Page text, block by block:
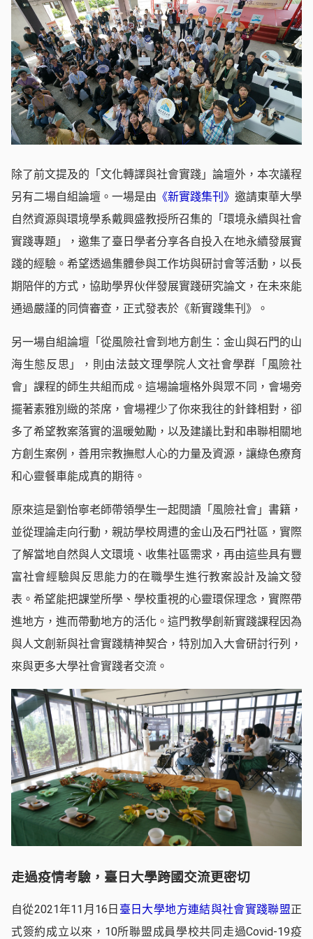
除了前文提及的「文化轉譯與社會實踐」論壇外，本次議程
另有二場自組論壇。一場是由 《新實踐集刊》 邀請東華大學
自然資源與環境學系戴興盛教授所召集的「環境永續與社會
實踐專題」，邀集了臺日學者分享各自投入在地永續發展實
踐的經驗。希望透過集體參與工作坊與研討會等活動，以長
期陪伴的方式，協助學界伙伴發展實踐研究論文，在未來能
通過嚴謹的同儕審查，正式發表於《新實踐集刊》。
另一場自組論壇「從風險社會到地方創生：金山與石門的山
海生態反思」，則由法鼓文理學院人文社會學群「風險社
會」課程的師生共組而成。這場論壇格外與眾不同，會場旁
擺著素雅別緻的茶席，會場裡少了你來我往的針鋒相對，卻
多了希望教案落實的溫暖勉勵，以及建議比對和串聯相關地
方創生案例，善用宗教撫慰人心的力量及資源，讓綠色療育
和心靈餐車能成真的期待。
原來這是劉怡寧老師帶領學生一起閱讀「風險社會」書籍，
並從理論走向行動，親訪學校周遭的金山及石門社區，實際
了解當地自然與人文環境、收集社區需求，再由這些具有豐
富社會經驗與反思能力的在職學生進行教案設計及論文發
表。希望能把課堂所學、學校重視的心靈環保理念，實際帶
進地方，進而帶動地方的活化。這門教學創新實踐課程因為
與人文創新與社會實踐精神契合，特別加入大會研討行列，
來與更多大學社會實踐者交流。
走過疫情考驗，臺日大學跨國交流更密切
自從2021年11月16日 臺日大學地方連結與社會實踐聯盟正
式簽約成立以來，10所聯盟成員學校共同走過Covid-19疫